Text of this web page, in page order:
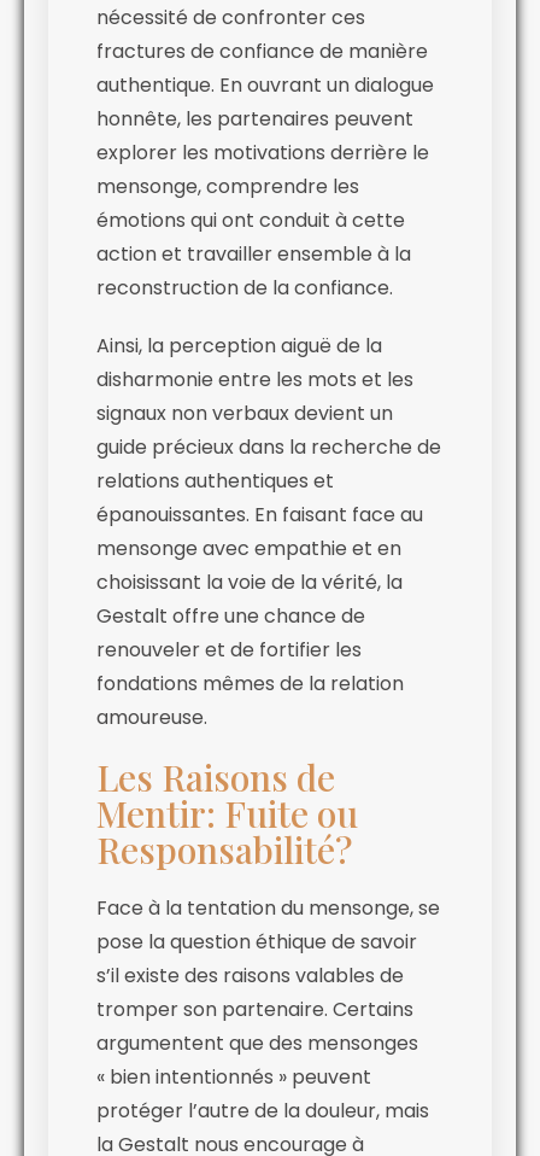
nécessité de confronter ces
fractures de confiance de manière
authentique. En ouvrant un dialogue
honnête, les partenaires peuvent
explorer les motivations derrière le
mensonge, comprendre les
émotions qui ont conduit à cette
action et travailler ensemble à la
reconstruction de la confiance.
Ainsi, la perception aiguë de la
disharmonie entre les mots et les
signaux non verbaux devient un
guide précieux dans la recherche de
relations authentiques et
épanouissantes. En faisant face au
mensonge avec empathie et en
choisissant la voie de la vérité, la
Gestalt offre une chance de
renouveler et de fortifier les
fondations mêmes de la relation
amoureuse.
Les Raisons de
Mentir: Fuite ou
Responsabilité?
Face à la tentation du mensonge, se
pose la question éthique de savoir
s’il existe des raisons valables de
tromper son partenaire. Certains
argumentent que des mensonges
« bien intentionnés » peuvent
protéger l’autre de la douleur, mais
la Gestalt nous encourage à